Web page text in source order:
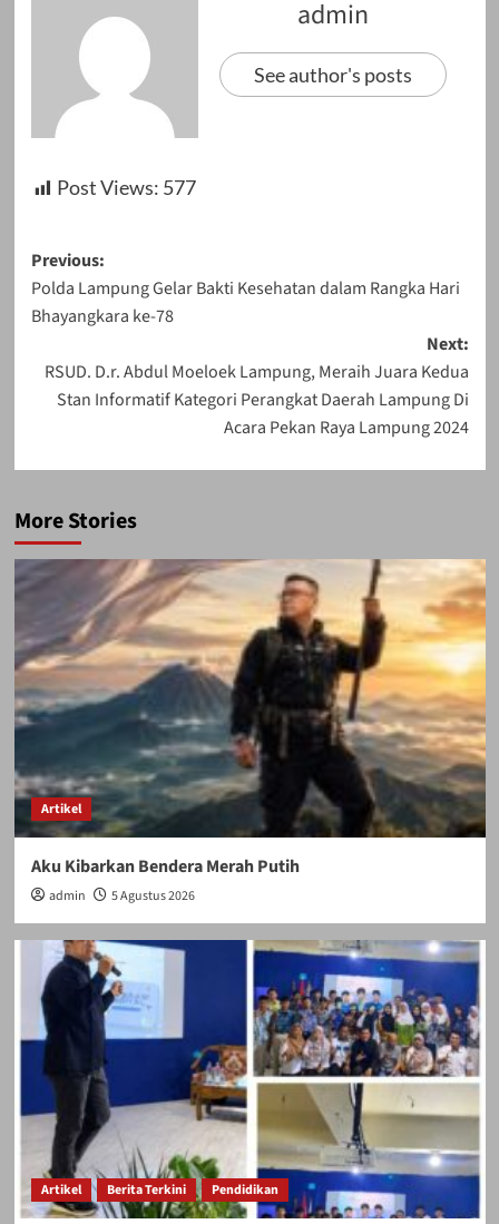
admin
See author's posts
Post Views: 577
Post
navigation
Previous:
Polda Lampung Gelar Bakti Kesehatan dalam Rangka Hari
Bhayangkara ke-78
Next:
RSUD. D.r. Abdul Moeloek Lampung, Meraih Juara Kedua
Stan Informatif Kategori Perangkat Daerah Lampung Di
Acara Pekan Raya Lampung 2024
More Stories
Artikel
Aku Kibarkan Bendera Merah Putih
admin 5 Agustus 2026
Artikel Berita Terkini Pendidikan